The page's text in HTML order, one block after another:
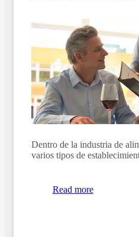
Dentro de la industria de
varios tipos de
Read more